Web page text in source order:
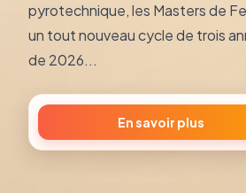
pyrotechnique, les Masters de
un tout nouveau cycle de trois
de 2026...
En savoir plus